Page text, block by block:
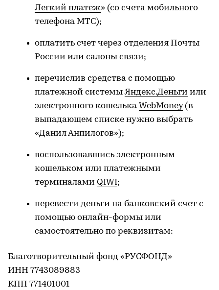
Легкий платеж» (со счета мобильного
телефона МТС);
оплатить счет через отделения Почты
России или салоны связи;
перечислив средства с помощью
платежной системыЯндекс.Деньги или
электронного кошелька WebMoney(в
выпадающем списке нужно выбрать
«Данил Анпилогов»);
воспользовавшись электронным
кошельком или платежными
терминалами QIWI;
перевести деньги на банковский счет с
помощью онлайн-формы или
самостоятельно по реквизитам:
Благотворительный фонд «РУСФОНД»
ИНН 7743089883
КПП 771401001